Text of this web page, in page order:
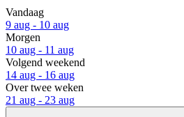
Vandaag
9 aug - 10 aug
Morgen
10 aug - 11 aug
Volgend weekend
14 aug - 16 aug
Over twee weken
21 aug - 23 aug